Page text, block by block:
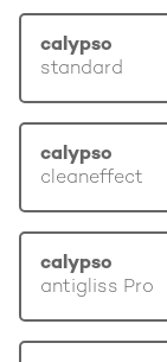
calypso
standard
calypso
cleaneffect
calypso
antigliss Pro